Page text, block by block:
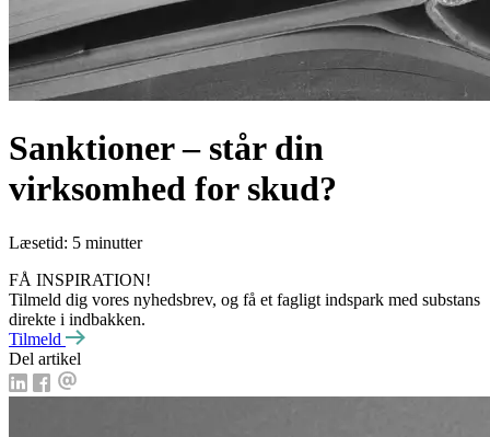
Sanktioner – står din
virksomhed for skud?
Læsetid: 5 minutter
FÅ INSPIRATION!
Tilmeld dig vores nyhedsbrev, og få et fagligt indspark med substans
direkte i indbakken.
Tilmeld
Del artikel